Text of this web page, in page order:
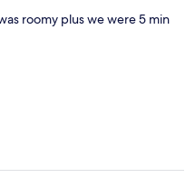
roomy plus we were 5 min